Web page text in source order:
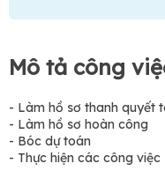
Mô tả công
- Làm hồ sơ thanh quyết
- Làm hồ sơ hoàn công
- Bóc dự toán
- Thực hiện các công